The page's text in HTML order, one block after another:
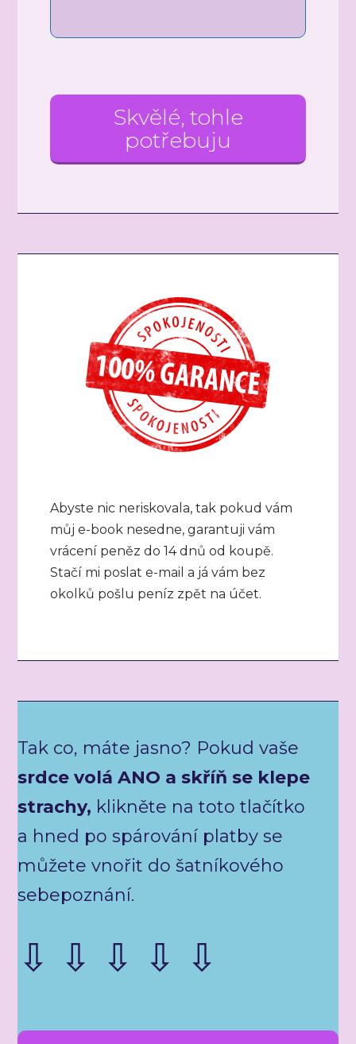
Skvělé, tohle
potřebuju
Abyste nic neriskovala, tak pokud vám
můj e-book nesedne, garantuji vám
vrácení peněz do 14 dnů od koupě.
Stačí mi poslat e-mail a já vám bez
okolků pošlu peníz zpět na účet.
Tak co, máte jasno? Pokud vaše
srdce volá ANO a skříň se klepe
strachy, klikněte na toto tlačítko
a hned po spárování platby se
můžete vnořit do šatníkového
sebepoznání.
⇩ ⇩ ⇩ ⇩ ⇩